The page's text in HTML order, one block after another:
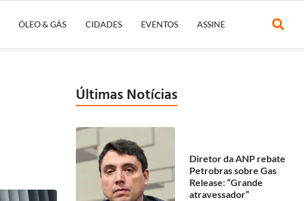
ÓLEO & GÁS CIDADES EVENTOS ASSINE
Últimas Notícias
Diretor da ANP rebate
Petrobras sobre Gas
Release: “Grande
atravessador”